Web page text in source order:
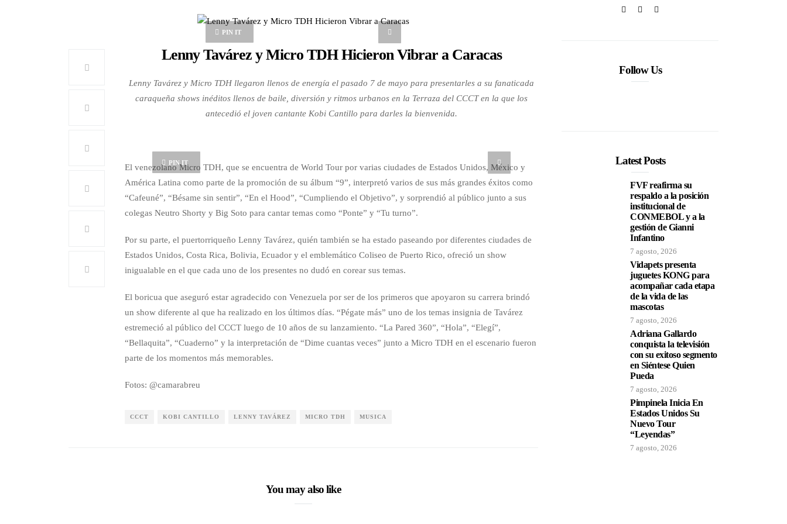
PIN IT
Lenny Tavárez y Micro TDH Hicieron Vibrar a Caracas
Lenny Tavárez y Micro TDH llegaron llenos de energía el pasado 7 de mayo para presentarles a su fanaticada
caraqueña shows inéditos llenos de baile, diversión y ritmos urbanos en la Terraza del CCCT en la que los
antecedió el joven cantante Kobi Cantillo para darles la bienvenida.
PIN IT
El venezolano Micro TDH, que se encuentra de World Tour por varias ciudades de Estados Unidos, México y
América Latina como parte de la promoción de su álbum “9”, interpretó varios de sus más grandes éxitos como
“Cafeuné”, “Bésame sin sentir”, “En el Hood”, “Cumpliendo el Objetivo”, y sorprendió al público junto a sus
colegas Neutro Shorty y Big Soto para cantar temas como “Ponte” y “Tu turno”.
Por su parte, el puertorriqueño Lenny Tavárez, quién también se ha estado paseando por diferentes ciudades de
Estados Unidos, Costa Rica, Bolivia, Ecuador y el emblemático Coliseo de Puerto Rico, ofreció un show
inigualable en el que cada uno de los presentes no dudó en corear sus temas.
El boricua que aseguró estar agradecido con Venezuela por ser de los primeros que apoyaron su carrera brindó
un show diferente al que ha realizado en los últimos días. “Pégate más” uno de los temas insignia de Tavárez
estremeció al público del CCCT luego de 10 años de su lanzamiento. “La Pared 360”, “Hola”, “Elegí”,
“Bellaquita”, “Cuaderno” y la interpretación de “Dime cuantas veces” junto a Micro TDH en el escenario fueron
parte de los momentos más memorables.
Fotos: @camarabreu
CCCT KOBI CANTILLO LENNY TAVÁREZ MICRO TDH MUSICA
You may also like
Follow Us
Latest Posts
FVF reafirma su
respaldo a la posición
institucional de
CONMEBOL y a la
gestión de Gianni
Infantino
7 agosto, 2026
Vidapets presenta
juguetes KONG para
acompañar cada etapa
de la vida de las
mascotas
7 agosto, 2026
Adriana Gallardo
conquista la televisión
con su exitoso segmento
en Siéntese Quien
Pueda
7 agosto, 2026
Pimpinela Inicia En
Estados Unidos Su
Nuevo Tour
“Leyendas”
7 agosto, 2026